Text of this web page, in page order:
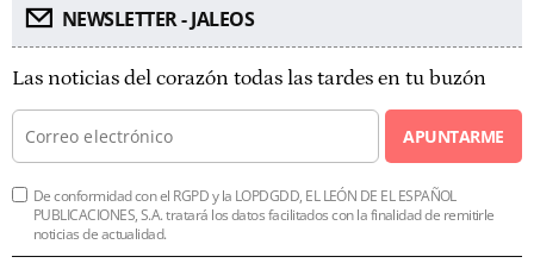
NEWSLETTER - JALEOS
Las noticias del corazón todas las tardes en tu buzón
APUNTARME
De conformidad con el RGPD y la LOPDGDD, EL LEÓN DE EL ESPAÑOL
PUBLICACIONES, S.A. tratará los datos facilitados con la finalidad de remitirle
noticias de actualidad.